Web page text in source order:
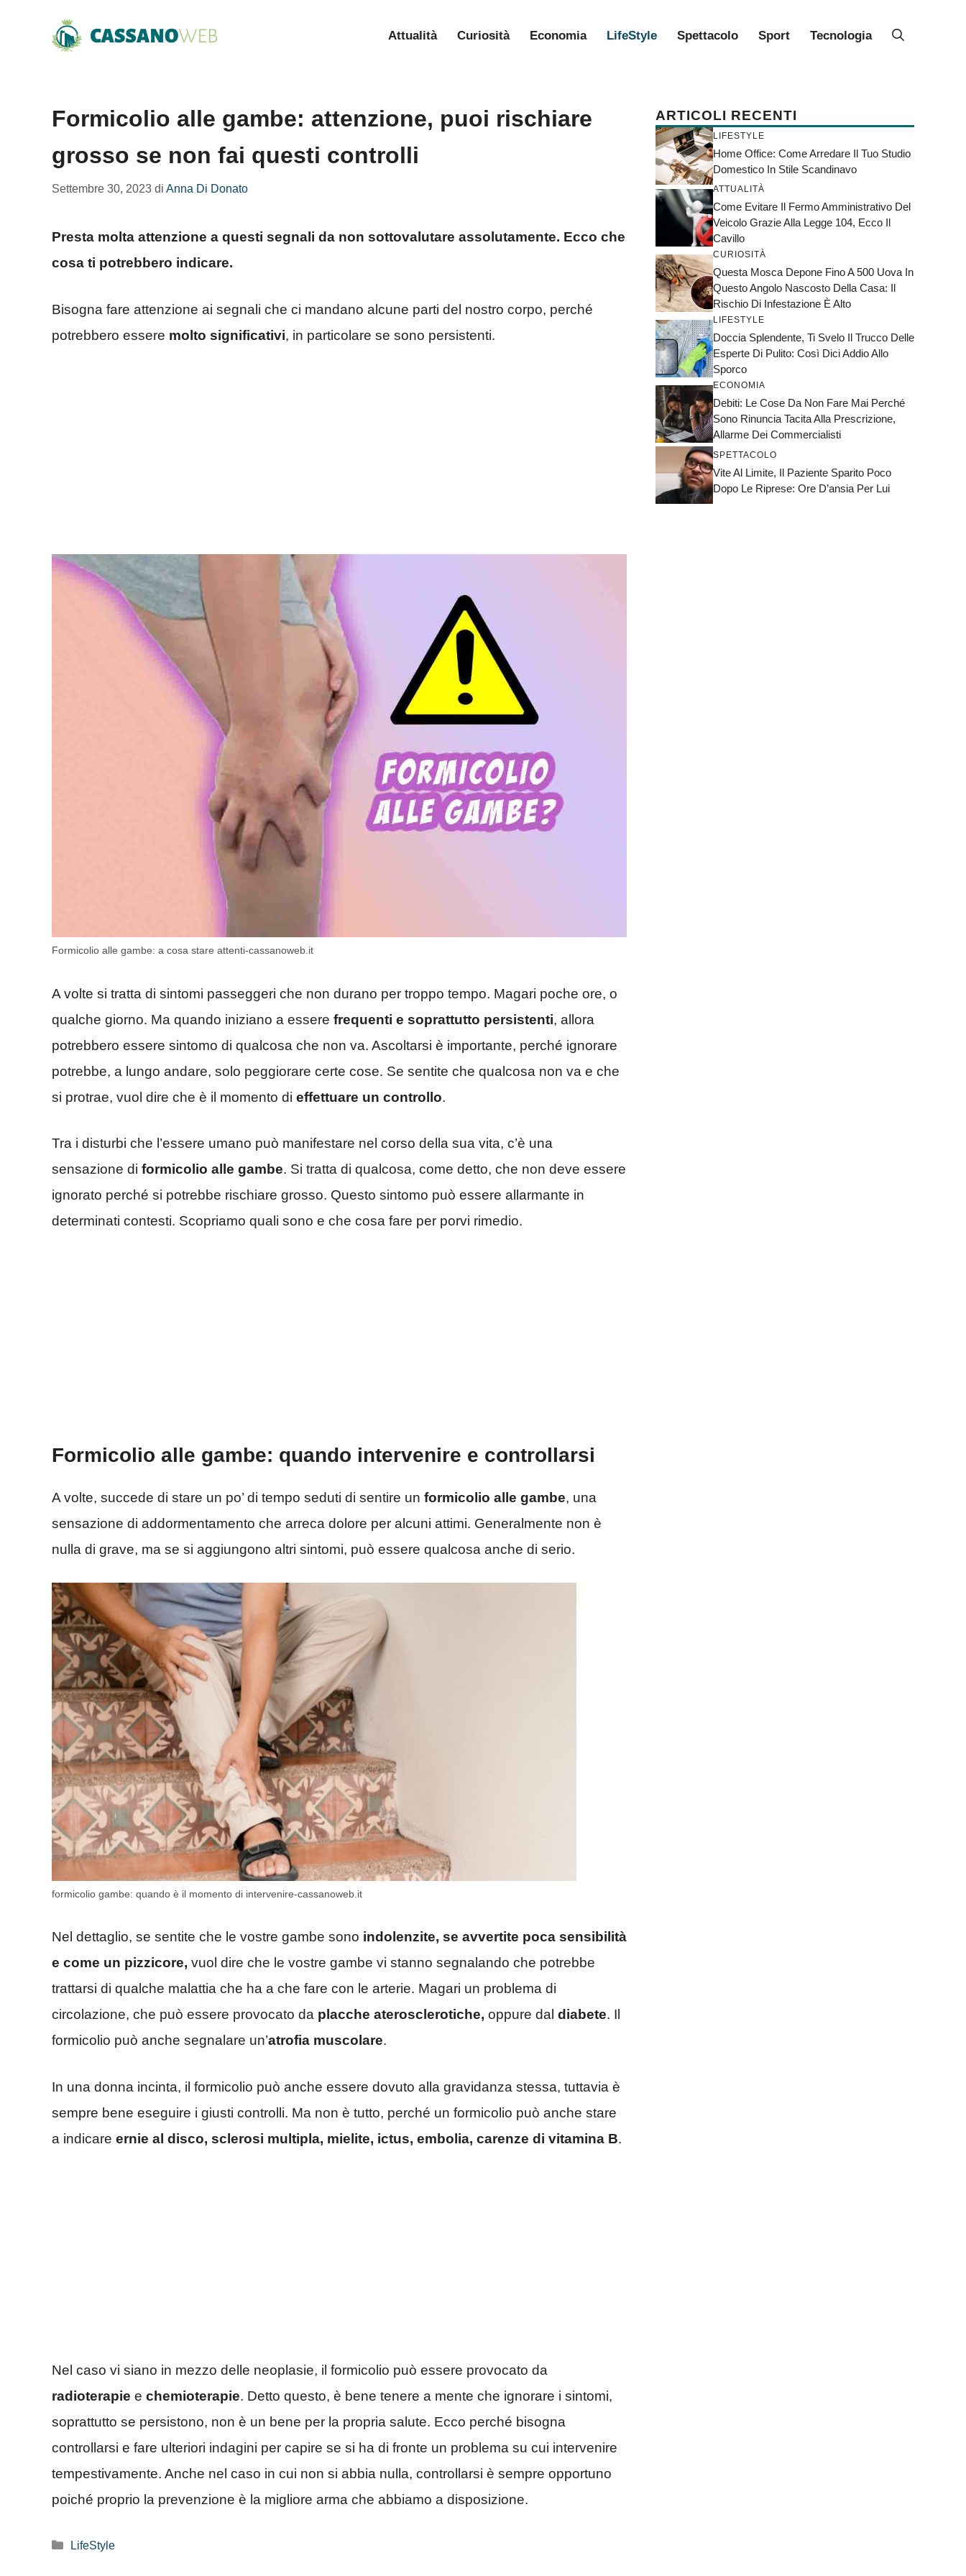
Attualità Curiosità Economia LifeStyle Spettacolo Sport Tecnologia
Formicolio alle gambe: attenzione, puoi rischiare
grosso se non fai questi controlli
Settembre 30, 2023 di Anna Di Donato
Presta molta attenzione a questi segnali da non sottovalutare assolutamente. Ecco che
cosa ti potrebbero indicare.
Bisogna fare attenzione ai segnali che ci mandano alcune parti del nostro corpo, perché
potrebbero essere molto significativi, in particolare se sono persistenti.
Formicolio alle gambe: a cosa stare attenti-cassanoweb.it
A volte si tratta di sintomi passeggeri che non durano per troppo tempo. Magari poche ore, o
qualche giorno. Ma quando iniziano a essere frequenti e soprattutto persistenti, allora
potrebbero essere sintomo di qualcosa che non va. Ascoltarsi è importante, perché ignorare
potrebbe, a lungo andare, solo peggiorare certe cose. Se sentite che qualcosa non va e che
si protrae, vuol dire che è il momento di effettuare un controllo.
Tra i disturbi che l’essere umano può manifestare nel corso della sua vita, c’è una
sensazione di formicolio alle gambe. Si tratta di qualcosa, come detto, che non deve essere
ignorato perché si potrebbe rischiare grosso. Questo sintomo può essere allarmante in
determinati contesti. Scopriamo quali sono e che cosa fare per porvi rimedio.
Formicolio alle gambe: quando intervenire e controllarsi
A volte, succede di stare un po’ di tempo seduti di sentire un formicolio alle gambe, una
sensazione di addormentamento che arreca dolore per alcuni attimi. Generalmente non è
nulla di grave, ma se si aggiungono altri sintomi, può essere qualcosa anche di serio.
formicolio gambe: quando è il momento di intervenire-cassanoweb.it
Nel dettaglio, se sentite che le vostre gambe sono indolenzite, se avvertite poca sensibilità
e come un pizzicore, vuol dire che le vostre gambe vi stanno segnalando che potrebbe
trattarsi di qualche malattia che ha a che fare con le arterie. Magari un problema di
circolazione, che può essere provocato da placche aterosclerotiche, oppure dal diabete. Il
formicolio può anche segnalare un’atrofia muscolare.
In una donna incinta, il formicolio può anche essere dovuto alla gravidanza stessa, tuttavia è
sempre bene eseguire i giusti controlli. Ma non è tutto, perché un formicolio può anche stare
a indicare ernie al disco, sclerosi multipla, mielite, ictus, embolia, carenze di vitamina B.
Nel caso vi siano in mezzo delle neoplasie, il formicolio può essere provocato da
radioterapie e chemioterapie. Detto questo, è bene tenere a mente che ignorare i sintomi,
soprattutto se persistono, non è un bene per la propria salute. Ecco perché bisogna
controllarsi e fare ulteriori indagini per capire se si ha di fronte un problema su cui intervenire
tempestivamente. Anche nel caso in cui non si abbia nulla, controllarsi è sempre opportuno
poiché proprio la prevenzione è la migliore arma che abbiamo a disposizione.
Categorie
LifeStyle
ARTICOLI RECENTI
LIFESTYLE
Home Office: Come Arredare Il Tuo Studio
Domestico In Stile Scandinavo
ATTUALITÀ
Come Evitare Il Fermo Amministrativo Del
Veicolo Grazie Alla Legge 104, Ecco Il
Cavillo
CURIOSITÀ
Questa Mosca Depone Fino A 500 Uova In
Questo Angolo Nascosto Della Casa: Il
Rischio Di Infestazione È Alto
LIFESTYLE
Doccia Splendente, Ti Svelo Il Trucco Delle
Esperte Di Pulito: Così Dici Addio Allo
Sporco
ECONOMIA
Debiti: Le Cose Da Non Fare Mai Perché
Sono Rinuncia Tacita Alla Prescrizione,
Allarme Dei Commercialisti
SPETTACOLO
Vite Al Limite, Il Paziente Sparito Poco
Dopo Le Riprese: Ore D’ansia Per Lui